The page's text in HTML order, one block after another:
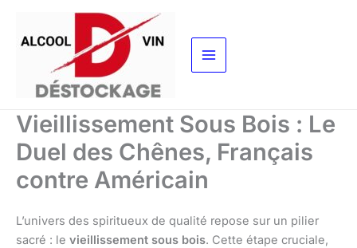
contenu
Vieillissement Sous Bois : Le
Duel des Chênes, Français
contre Américain
L’univers des spiritueux de qualité repose sur un pilier
sacré : le vieillissement sous bois. Cette étape cruciale,